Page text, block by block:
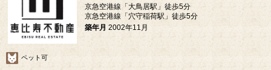
京急空港線「大鳥居駅」徒歩5分
京急空港線「穴守稲荷駅」徒歩5分
築年月 2002年11月
ペット可